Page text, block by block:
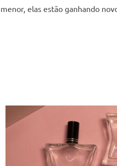
menor, elas estão ganhando